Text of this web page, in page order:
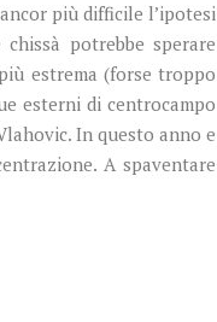
più difficile l’ipotesi
potrebbe sperare
estrema (forse troppo
esterni di centrocampo
In questo anno e
A spaventare